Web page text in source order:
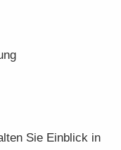
Sie Ein­blick in